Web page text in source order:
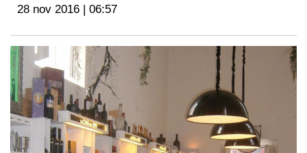
28 nov 2016 | 06:57